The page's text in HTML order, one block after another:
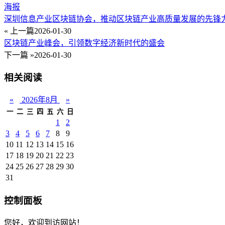
海报
深圳信息产业区块链协会，推动区块链产业高质量发展的先锋
« 上一篇2026-01-30
区块链产业峰会，引领数字经济新时代的盛会
下一篇 »2026-01-30
相关阅读
« 2026年8月 »
一 二 三 四 五 六 日
1
2
3
4 5 6 7 8
9
10 11 12 13 14 15 16
17 18 19 20 21 22 23
24 25 26 27 28 29 30
31
控制面板
您好，欢迎到访网站！